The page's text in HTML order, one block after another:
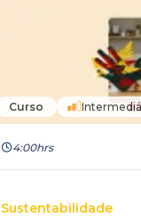
Curso
4:00hrs
Sustentabilidade